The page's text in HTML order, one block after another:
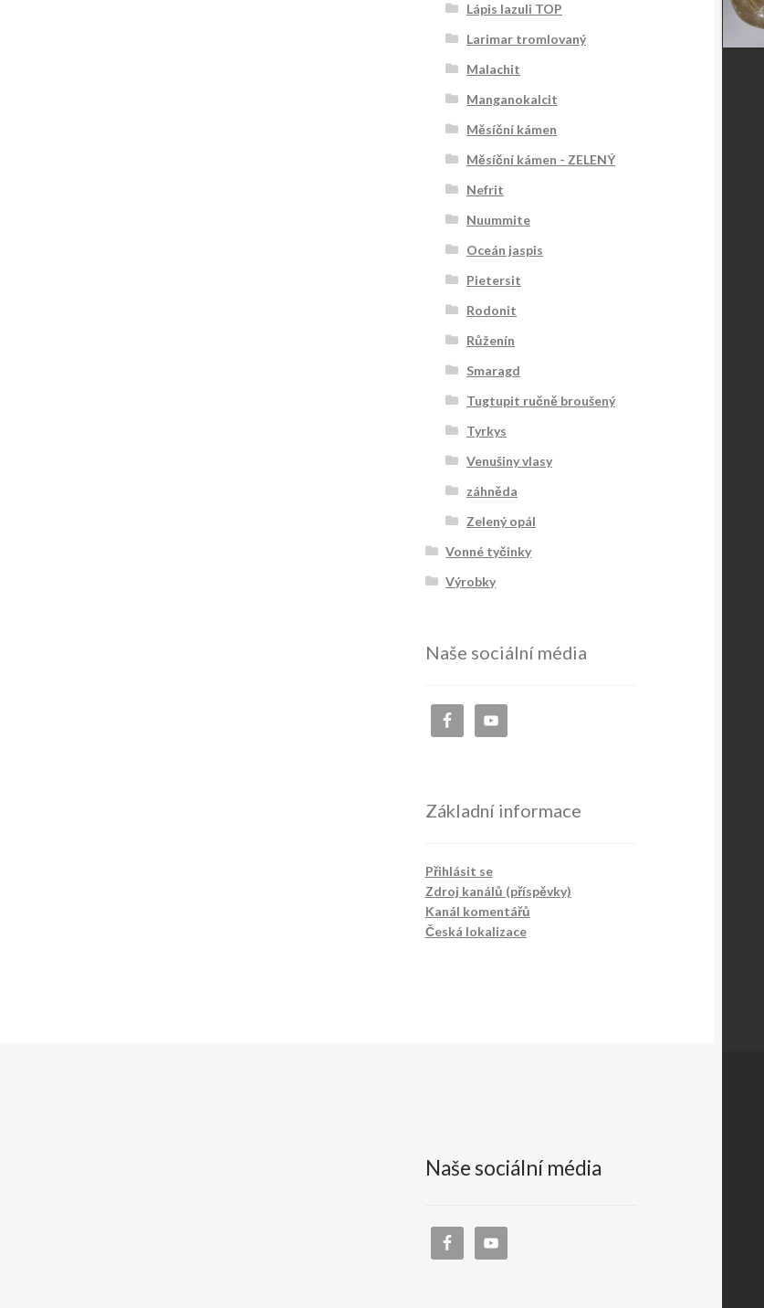
Lápis lazuli TOP
Larimar tromlovaný
Malachit
Manganokalcit
Měsíční kámen
Měsíční kámen - ZELENÝ
Nefrit
Nuummite
Oceán jaspis
Pietersit
Rodonit
Růženín
Smaragd
Tugtupit ručně broušený
Tyrkys
Venušiny vlasy
záhněda
Zelený opál
Vonné tyčinky
Výrobky
Naše sociální média
Základní informace
Přihlásit se
Zdroj kanálů (příspěvky)
Kanál komentářů
Česká lokalizace
Naše sociální média